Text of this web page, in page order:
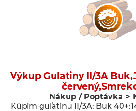
Výkup Gulatiny II/3A
Nákup / Poptávka >
Kúpim guľatinu II/3A: Buk